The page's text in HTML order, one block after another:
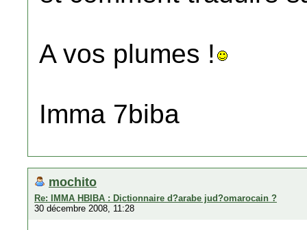
A vos plumes !
Imma 7biba
mochito
Re: IMMA HBIBA : Dictionnaire d?arabe jud?omarocain ?
30 décembre 2008, 11:28